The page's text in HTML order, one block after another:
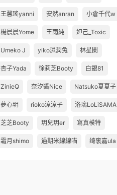
王馨瑤yanni 安然anran 小倉千代w
楊晨晨Yome 王雨純 妲己_Toxic
Umeko J yiko濕潤兔 林星闌
杏子Yada 徐莉芝Booty 白銀81
ZinieQ 奈汐醬Nice Natsuko夏夏子
夢心玥 rioko涼涼子 洛璃LoLiSAMA
芝芝Booty 玥兒玥er 寫真模特
霜月shimo 過期米線線喵 绮裏嘉ula